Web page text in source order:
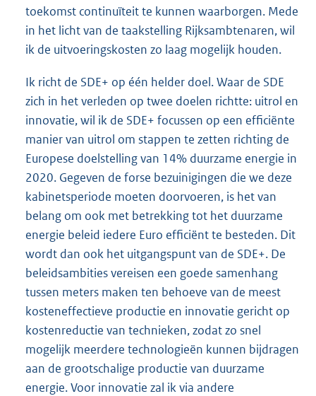
toekomst continuïteit te kunnen waarborgen. Mede
in het licht van de taakstelling Rijksambtenaren, wil
ik de uitvoeringskosten zo laag mogelijk houden.
Ik richt de SDE+ op één helder doel. Waar de SDE
zich in het verleden op twee doelen richtte: uitrol en
innovatie, wil ik de SDE+ focussen op een efficiënte
manier van uitrol om stappen te zetten richting de
Europese doelstelling van 14% duurzame energie in
2020. Gegeven de forse bezuinigingen die we deze
kabinetsperiode moeten doorvoeren, is het van
belang om ook met betrekking tot het duurzame
energie beleid iedere Euro efficiënt te besteden. Dit
wordt dan ook het uitgangspunt van de SDE+. De
beleidsambities vereisen een goede samenhang
tussen meters maken ten behoeve van de meest
kosteneffectieve productie en innovatie gericht op
kostenreductie van technieken, zodat zo snel
mogelijk meerdere technologieën kunnen bijdragen
aan de grootschalige productie van duurzame
energie. Voor innovatie zal ik via andere